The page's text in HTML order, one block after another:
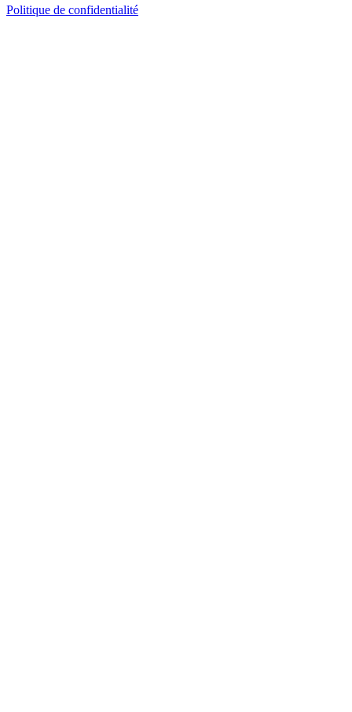
Politique de confidentialité